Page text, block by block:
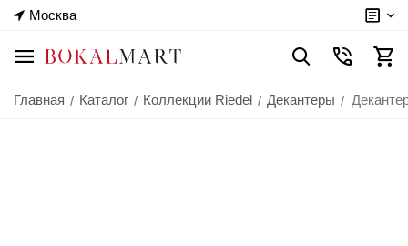
Москва
Главная / Каталог / Коллекции Riedel / Декантеры /